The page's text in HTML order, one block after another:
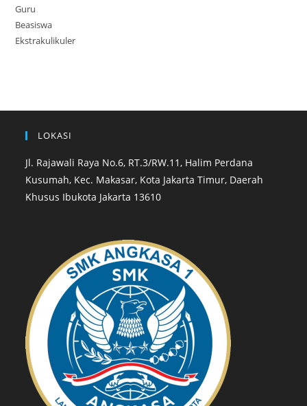
Guru
Beasiswa
Ekstrakulikuler
LOKASI
Jl. Rajawali Raya No.6, RT.3/RW.11, Halim Perdana
Kusumah, Kec. Makasar, Kota Jakarta Timur, Daerah
Khusus Ibukota Jakarta 13610